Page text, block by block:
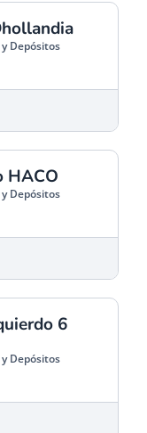
Depósitos
HACO
Depósitos
6
Depósitos